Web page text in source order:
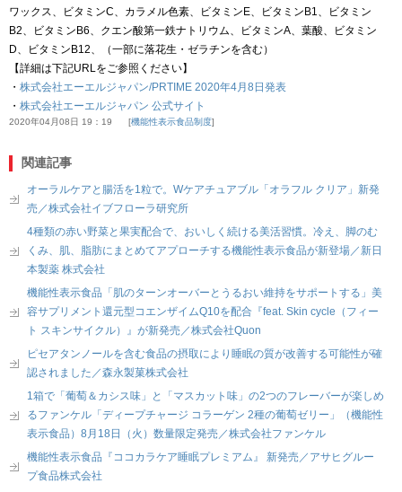
ワックス、ビタミンC、カラメル色素、ビタミンE、ビタミンB1、ビタミン
B2、ビタミンB6、クエン酸第一鉄ナトリウム、ビタミンA、葉酸、ビタミン
D、ビタミンB12、（一部に落花生・ゼラチンを含む）
【詳細は下記URLをご参照ください】
・ 株式会社エーエルジャパン/PRTIME 2020年4月8日発表
・ 株式会社エーエルジャパン 公式サイト
2020年04月08日 19：19 機能性表示食品制度
関連記事
オーラルケアと腸活を1粒で。Wケアチュアブル「オラフル クリア」新発
売／株式会社イブフローラ研究所
4種類の赤い野菜と果実配合で、おいしく続ける美活習慣。冷え、脚のむ
くみ、肌、脂肪にまとめてアプローチする機能性表示食品が新登場／新日
本製薬 株式会社
機能性表示食品「肌のターンオーバーとうるおい維持をサポートする」美
容サプリメント還元型コエンザイムQ10を配合『feat. Skin cycle（フィー
ト スキンサイクル）』が新発売／株式会社Quon
ピセアタンノールを含む食品の摂取により睡眠の質が改善する可能性が確
認されました／森永製菓株式会社
1箱で「葡萄＆カシス味」と「マスカット味」の2つのフレーバーが楽しめ
るファンケル「ディープチャージ コラーゲン 2種の葡萄ゼリー」（機能性
表示食品）8月18日（火）数量限定発売／株式会社ファンケル
機能性表示食品『ココカラケア睡眠プレミアム』 新発売／アサヒグルー
プ食品株式会社